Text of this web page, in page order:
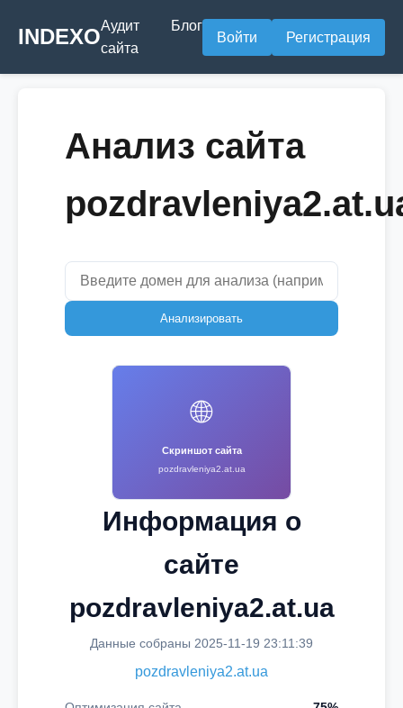
INDEXOАудит
сайта
Блог
Войти Регистрация
Анализ сайта
Анализировать
🌐
Скриншот сайта
pozdravleniya2.at.ua
Информация о
сайте
pozdravleniya2.at.ua
Данные собраны 2025-11-19 23:11:39
pozdravleniya2.at.ua